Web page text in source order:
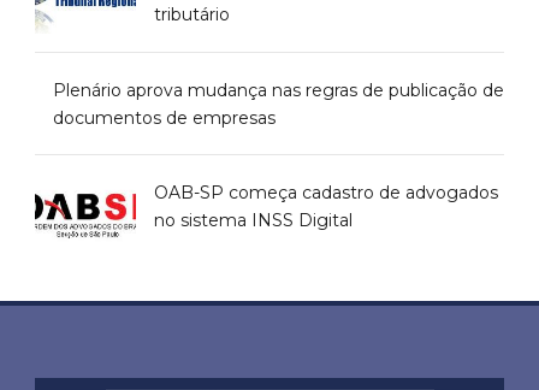
tributário
Plenário aprova mudança nas regras de publicação de
documentos de empresas
OAB-SP começa cadastro de advogados
no sistema INSS Digital